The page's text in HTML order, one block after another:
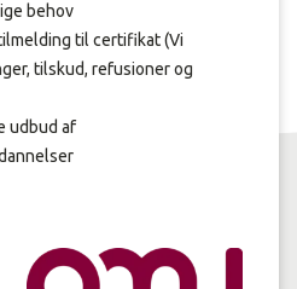
behov
til certifikat (Vi
tilskud, refusioner og
udbud af